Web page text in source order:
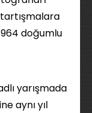
doğumlu
yarışmada
aynı yıl